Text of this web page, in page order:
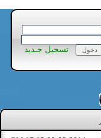
تسجيل جـديد